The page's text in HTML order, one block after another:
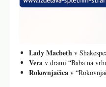
Lady Macbeth v
Vera v drami “Baba na
Rokovnjačica v